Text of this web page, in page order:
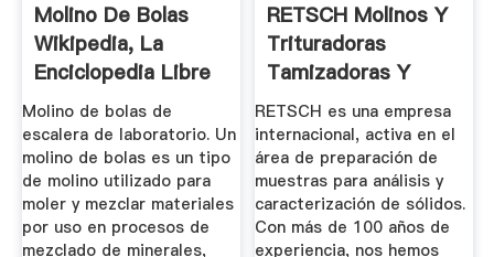
Molino De Bolas
Wikipedia, La
Enciclopedia Libre
Molino de bolas de
escalera de laboratorio. Un
molino de bolas es un tipo
de molino utilizado para
moler y mezclar materiales
por uso en procesos de
mezclado de minerales,
RETSCH Molinos Y
Trituradoras
Tamizadoras Y
Tamices
RETSCH es una empresa
internacional, activa en el
área de preparación de
muestras para análisis y
caracterización de sólidos.
Con más de 100 años de
experiencia, nos hemos